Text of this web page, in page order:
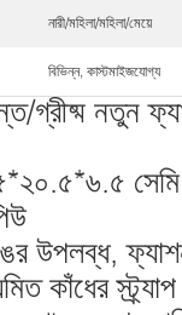
নারী/মহিলা/মহিলা/মেয়ে
বিভিন্ন, কাস্টমাইজযোগ্য
গ্রীষ্ম নতুন
সেমি
উপলব্ধ,
কাঁধের স্ট্র্যাপ